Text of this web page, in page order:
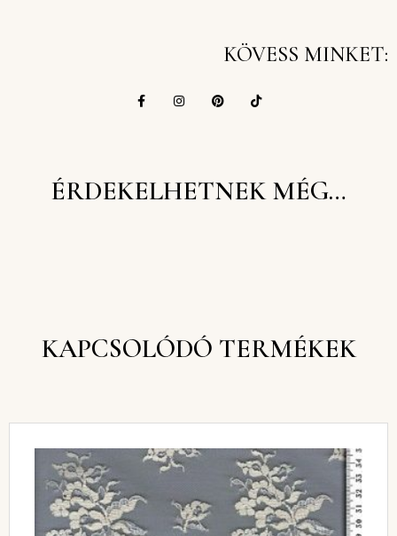
KÖVESS MINKET:
ÉRDEKELHETNEK MÉG…
KAPCSOLÓDÓ TERMÉKEK